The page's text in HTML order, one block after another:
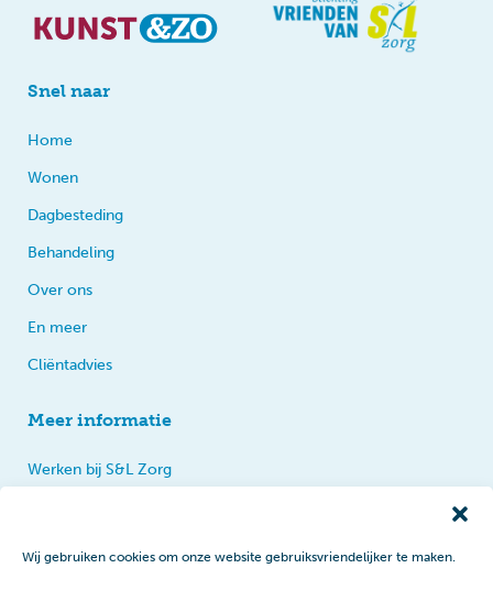
Wij gebruiken cookies om onze website gebruiksvriendelijker te maken.
Snel naar
Home
Wonen
Dagbesteding
Behandeling
Over ons
En meer
Cliëntadvies
Meer informatie
Werken bij S&L Zorg